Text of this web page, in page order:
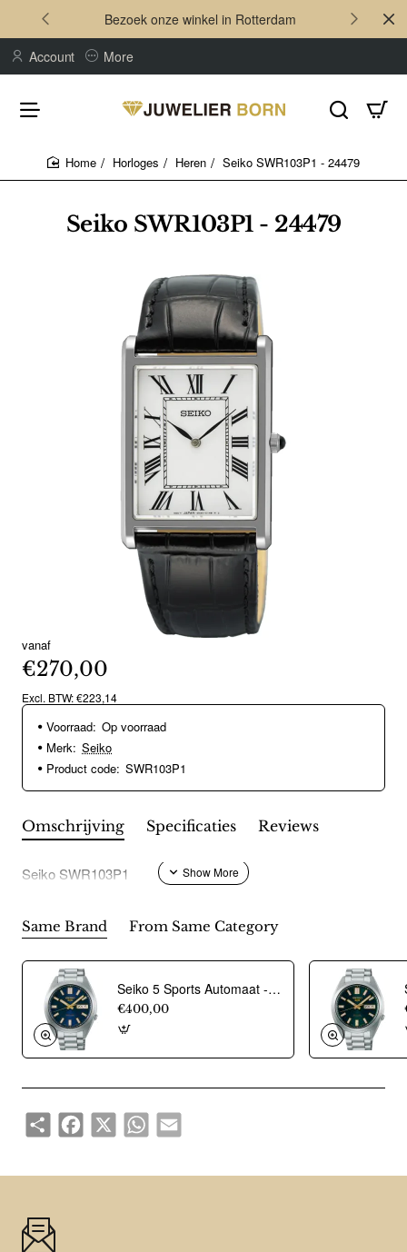
Bezoek onze winkel in Rotterdam
Account More
Seiko SWR103P1 - 24479
Horloges Heren Seiko SWR103P1 - 24479
vanaf
€270,00
Excl. BTW: €223,14
Voorraad: Op voorraad
Merk: Seiko
Product code: SWR103P1
Omschrijving Specificaties Reviews
Seiko SWR103P1
Same Brand From Same Category
Seiko 5 Sports Automaat -Dag/Datum- SRPL55K1 - 24746
€400,00
ShareFacebook
X WhatsAppEmail